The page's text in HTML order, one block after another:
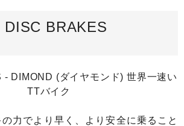
DISC BRAKES
力でより早く、より安全に乗ること